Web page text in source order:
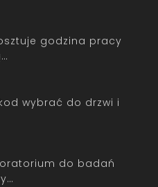
godzina pracy
wybrać do drzwi i
do badań